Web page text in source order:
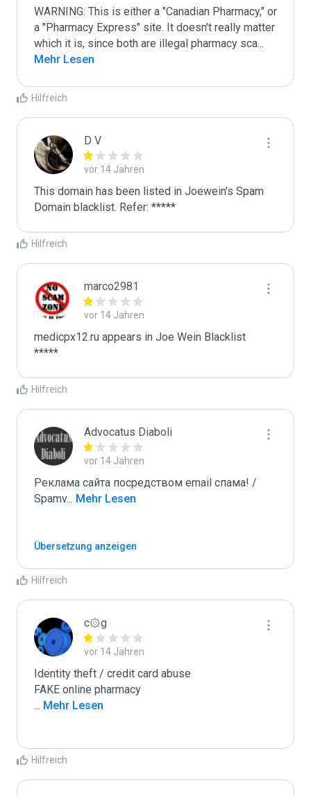
WARNING: This is either a "Canadian Pharmacy," or
a "Pharmacy Express" site. It doesn't really matter
which it is, since both are illegal pharmacy sca...
Mehr Lesen
Hilfreich
D V
vor 14 Jahren
This domain has been listed in Joewein's Spam
Domain blacklist. Refer: *****
Hilfreich
marco2981
vor 14 Jahren
medicpx12.ru appears in Joe Wein Blacklist
*****
Hilfreich
Advocatus Diaboli
vor 14 Jahren
Реклама сайта посредством email спама! /
Spamv... Mehr Lesen
Übersetzung anzeigen
Hilfreich
c۞g
vor 14 Jahren
Identity theft / credit card abuse
... Mehr Lesen
Hilfreich